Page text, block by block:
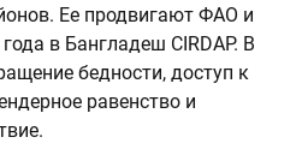
Ее продвигают ФАО и
в Бангладеш CIRDAP. В
бедности, доступ к
равенство и